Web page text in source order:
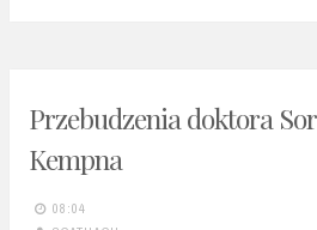
Przebudzenia doktora
Kempna
08:04